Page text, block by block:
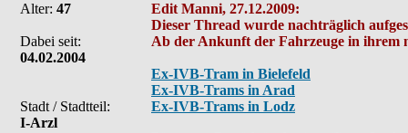
Alter: 47
Dabei seit:
04.02.2004
Stadt / Stadtteil:
I-Arzl
Edit Manni, 27.12.2009:
Dieser Thread wurde nachträglich
Ab der Ankunft der Fahrzeuge in ihrem
Ex-IVB-Tram in Bielefeld
Ex-IVB-Trams in Arad
Ex-IVB-Trams in Lodz